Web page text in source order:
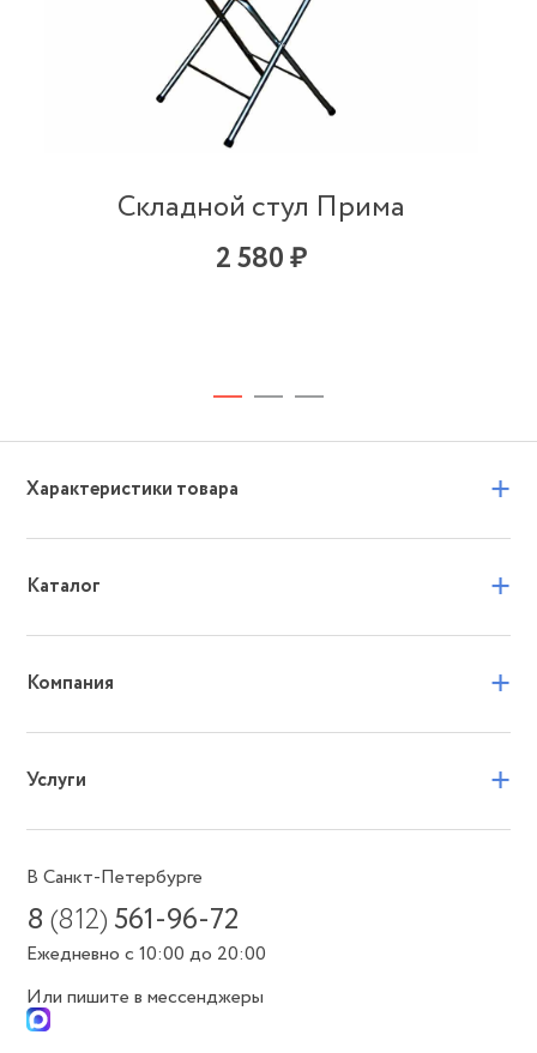
Складной стул Прима
2 580 ₽
Характеристики товара +
Каталог +
Компания +
Услуги +
В Санкт-Петербурге
8(812) 561-96-72
Ежедневно с 10:00 до 20:00
Или пишите в мессенджеры